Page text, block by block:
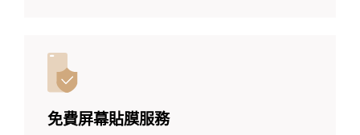
免費屏幕貼膜服務